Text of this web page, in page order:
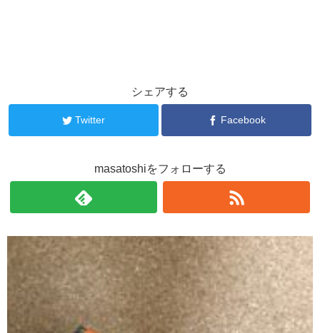
シェアする
Twitter Facebook
masatoshiをフォローする